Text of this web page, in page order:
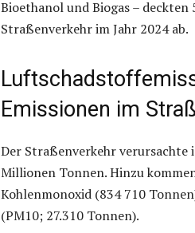
Bioethanol und Biogas –
Straßenverkehr im Jahr 2024 ab.
Emissionen im
Der Straßenverkehr verursachte
Millionen Tonnen. Hinzu
Kohlenmonoxid (834 710
(PM10; 27.310 Tonnen).